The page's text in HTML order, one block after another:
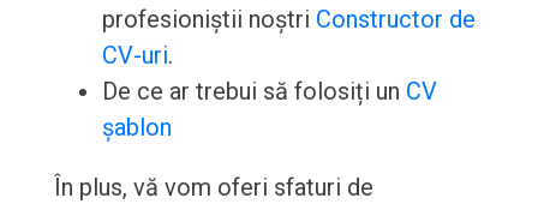
profesioniștii noștri Constructor de
CV-uri.
De ce ar trebui să folosiți un CV
șablon
În plus, vă vom oferi sfaturi de